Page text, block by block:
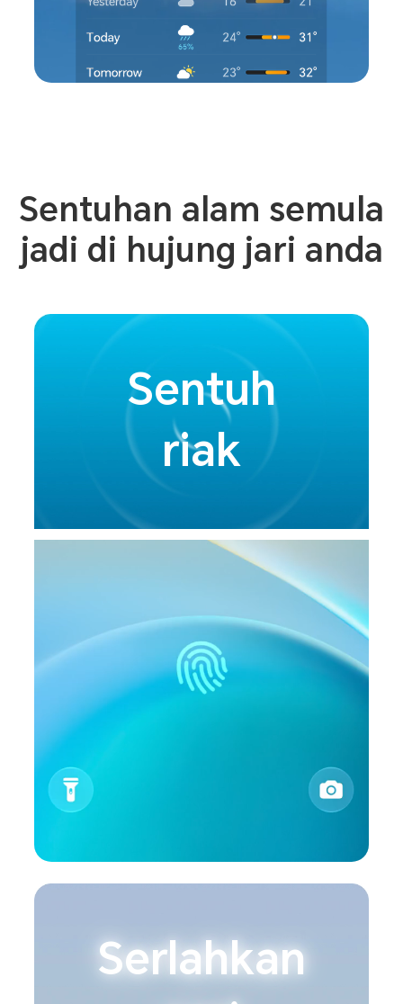
Sentuhan alam semula
jadi di hujung jari anda
Sentuh
riak
Serlahkan